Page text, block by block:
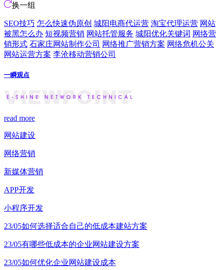
换一组
SEO技巧 怎么快速伪原创 城阳电商代运营 淘宝代理运营 网站
被黑怎么办 短视频营销 网站托管服务 城阳优化关键词 网络营
销形式 石家庄网站制作公司 网络推广营销方案 网络危机公关
网站运营方案 李沧移动营销公司
一瞬观点
read more
网站建设
网络营销
新媒体营销
APP开发
小程序开发
23/05如何选择适合自己的低成本建站方案
23/05有哪些低成本的企业网站建设方案
23/05如何优化企业网站建设成本